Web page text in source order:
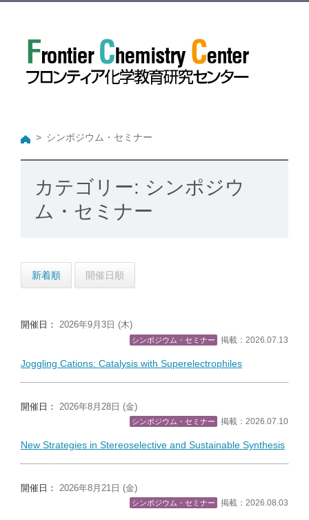
シンポジウム・セミナー
カテゴリー: シンポジウ
ム・セミナー
新着順 開催日順
開催日： 2026年9月3日 (木)
シンポジウム・セミナー 掲載：2026.07.13
Joggling Cations: Catalysis with Superelectrophiles
開催日： 2026年8月28日 (金)
シンポジウム・セミナー 掲載：2026.07.10
New Strategies in Stereoselective and Sustainable Synthesis
開催日： 2026年8月21日 (金)
シンポジウム・セミナー 掲載：2026.08.03